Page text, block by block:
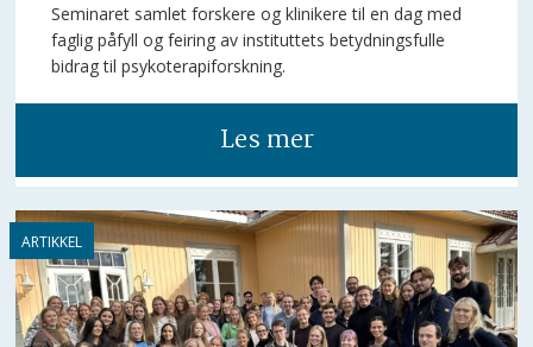
Seminaret samlet forskere og klinikere til en dag med
faglig påfyll og feiring av instituttets betydningsfulle
bidrag til psykoterapiforskning.
Les mer